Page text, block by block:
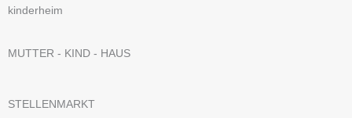
kinderheim
MUTTER - KIND - HAUS
STELLENMARKT